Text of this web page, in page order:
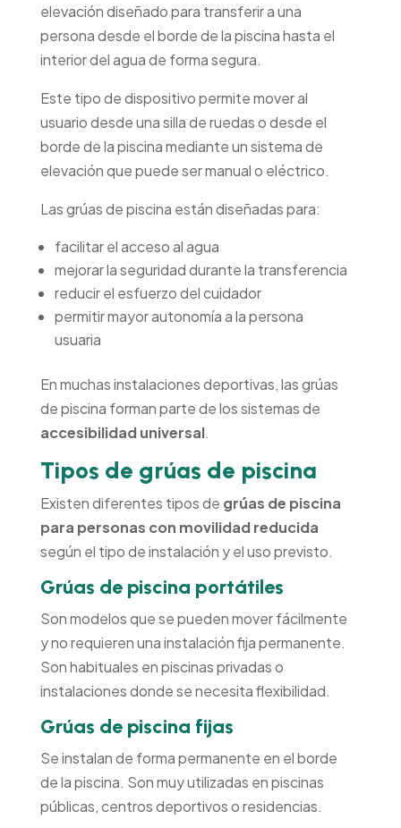
elevación diseñado para transferir a una
persona desde el borde de la piscina hasta el
interior del agua de forma segura.
Este tipo de dispositivo permite mover al
usuario desde una silla de ruedas o desde el
borde de la piscina mediante un sistema de
elevación que puede ser manual o eléctrico.
Las grúas de piscina están diseñadas para:
facilitar el acceso al agua
mejorar la seguridad durante la transferencia
reducir el esfuerzo del cuidador
permitir mayor autonomía a la persona
usuaria
En muchas instalaciones deportivas, las grúas
de piscina forman parte de los sistemas de
accesibilidad universal.
Tipos de grúas de piscina
Existen diferentes tipos de grúas de piscina
para personas con movilidad reducida
según el tipo de instalación y el uso previsto.
Grúas de piscina portátiles
Son modelos que se pueden mover fácilmente
y no requieren una instalación fija permanente.
Son habituales en piscinas privadas o
instalaciones donde se necesita flexibilidad.
Grúas de piscina fijas
Se instalan de forma permanente en el borde
de la piscina. Son muy utilizadas en piscinas
públicas, centros deportivos o residencias.